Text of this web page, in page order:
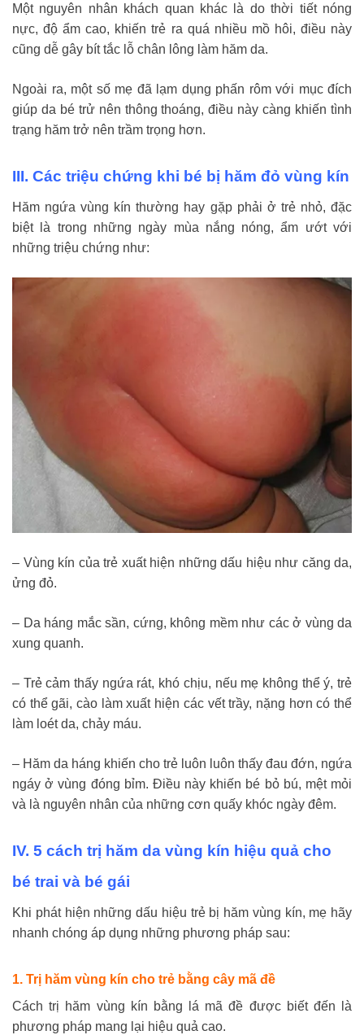
Một nguyên nhân khách quan khác là do thời tiết nóng
nực, độ ẩm cao, khiến trẻ ra quá nhiều mồ hôi, điều này
cũng dễ gây bít tắc lỗ chân lông làm hăm da.
Ngoài ra, một số mẹ đã lạm dụng phấn rôm với mục đích
giúp da bé trử nên thông thoáng, điều này càng khiến tình
trạng hăm trở nên trầm trọng hơn.
III. Các triệu chứng khi bé bị hăm đỏ vùng kín
Hăm ngứa vùng kín thường hay gặp phải ở trẻ nhỏ, đặc
biệt là trong những ngày mùa nắng nóng, ẩm ướt với
những triệu chứng như:
– Vùng kín của trẻ xuất hiện những dấu hiệu như căng da,
ửng đỏ.
– Da háng mắc sần, cứng, không mềm như các ở vùng da
xung quanh.
– Trẻ cảm thấy ngứa rát, khó chịu, nếu mẹ không thể ý, trẻ
có thể gãi, cào làm xuất hiện các vết trầy, nặng hơn có thể
làm loét da, chảy máu.
– Hăm da háng khiến cho trẻ luôn luôn thấy đau đớn, ngứa
ngáy ở vùng đóng bỉm. Điều này khiến bé bỏ bú, mệt mỏi
và là nguyên nhân của những cơn quấy khóc ngày đêm.
IV. 5 cách trị hăm da vùng kín hiệu quả cho
bé trai và bé gái
Khi phát hiện những dấu hiệu trẻ bị hăm vùng kín, mẹ hãy
nhanh chóng áp dụng những phương pháp sau:
1. Trị hăm vùng kín cho trẻ bằng cây mã đề
Cách trị hăm vùng kín bằng lá mã đề được biết đến là
phương pháp mang lại hiệu quả cao.